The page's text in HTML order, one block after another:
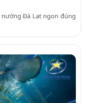
Đà Lạt ngon đúng